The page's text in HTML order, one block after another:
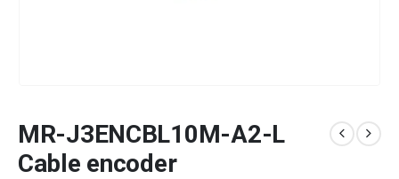
MR-J3ENCBL10M-A2-L
Cable encoder